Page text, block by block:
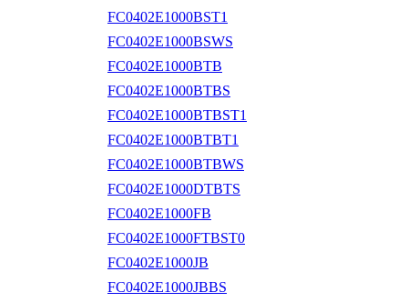
FC0402E1000BST1
FC0402E1000BSWS
FC0402E1000BTB
FC0402E1000BTBS
FC0402E1000BTBST1
FC0402E1000BTBT1
FC0402E1000BTBWS
FC0402E1000DTBTS
FC0402E1000FB
FC0402E1000FTBST0
FC0402E1000JB
FC0402E1000JBBS